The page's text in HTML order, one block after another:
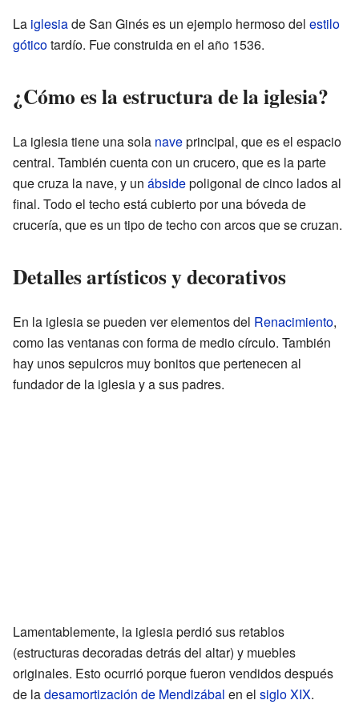
La iglesiade San Ginés es un ejemplo hermoso del estilo
góticotardío. Fue construida en el año 1536.
¿Cómo es la estructura de la iglesia?
La iglesia tiene una sola naveprincipal, que es el espacio
central. También cuenta con un crucero, que es la parte
que cruza la nave, y un ábsidepoligonal de cinco lados al
final. Todo el techo está cubierto por una bóveda de
crucería, que es un tipo de techo con arcos que se cruzan.
Detalles artísticos y decorativos
En la iglesia se pueden ver elementos del Renacimiento,
como las ventanas con forma de medio círculo. También
hay unos sepulcros muy bonitos que pertenecen al
fundador de la iglesia y a sus padres.
Lamentablemente, la iglesia perdió sus retablos
(estructuras decoradas detrás del altar) y muebles
originales. Esto ocurrió porque fueron vendidos después
de ladesamortización de Mendizábal en el siglo XIX.